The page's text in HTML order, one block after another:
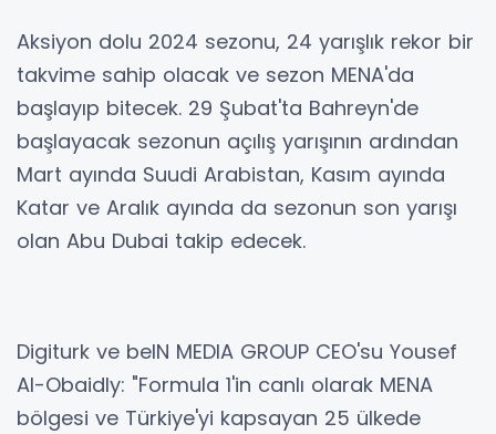
Aksiyon dolu 2024 sezonu, 24 yarışlık rekor bir
takvime sahip olacak ve sezon MENA'da
başlayıp bitecek. 29 Şubat'ta Bahreyn'de
başlayacak sezonun açılış yarışının ardından
Mart ayında Suudi Arabistan, Kasım ayında
Katar ve Aralık ayında da sezonun son yarışı
olan Abu Dubai takip edecek.
Digiturk ve beIN MEDIA GROUP CEO'su Yousef
Al-Obaidly: "Formula 1'in canlı olarak MENA
bölgesi ve Türkiye'yi kapsayan 25 ülkede